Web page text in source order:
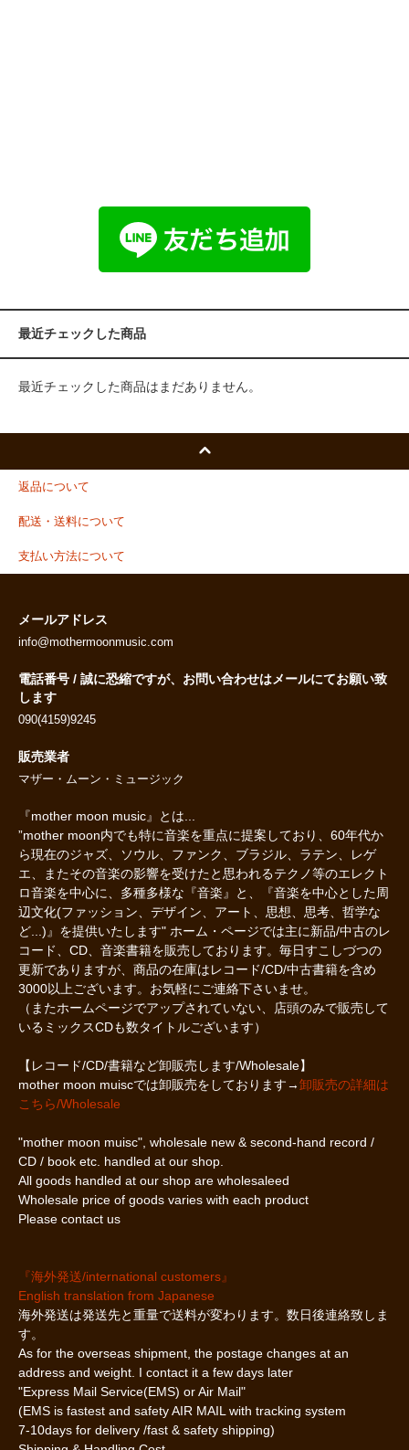
最近チェックした商品
最近チェックした商品はまだありません。
返品について
配送・送料について
支払い方法について
メールアドレス
info@mothermoonmusic.com
電話番号 / 誠に恐縮ですが、お問い合わせはメールにてお願い致
します
090(4159)9245
販売業者
マザー・ムーン・ミュージック
『mother moon music』とは...
”mother moon内でも特に音楽を重点に提案しており、60年代か
ら現在のジャズ、ソウル、ファンク、ブラジル、ラテン、レゲ
エ、またその音楽の影響を受けたと思われるテクノ等のエレクト
ロ音楽を中心に、多種多様な『音楽』と、『音楽を中心とした周
辺文化(ファッション、デザイン、アート、思想、思考、哲学な
ど...)』を提供いたします" ホーム・ページでは主に新品/中古のレ
コード、CD、音楽書籍を販売しております。毎日すこしづつの
更新でありますが、商品の在庫はレコード/CD/中古書籍を含め
3000以上ございます。お気軽にご連絡下さいませ。
（またホームページでアップされていない、店頭のみで販売して
いるミックスCDも数タイトルございます）
【レコード/CD/書籍など卸販売します/Wholesale】
mother moon muiscでは卸販売をしております→卸販売の詳細は
こちら/Wholesale
"mother moon muisc", wholesale new & second-hand record /
CD / book etc. handled at our shop.
All goods handled at our shop are wholesaleed
Wholesale price of goods varies with each product
Please contact us
『海外発送/international customers』
English translation from Japanese
海外発送は発送先と重量で送料が変わります。数日後連絡致しま
す。
As for the overseas shipment, the postage changes at an
address and weight. I contact it a few days later
"Express Mail Service(EMS) or Air Mail"
(EMS is fastest and safety AIR MAIL with tracking system
7-10days for delivery /fast & safety shipping)